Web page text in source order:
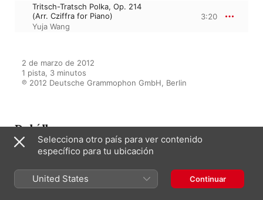
Tritsch-Tratsch Polka, Op. 214
(Arr. Cziffra for Piano)
Yuja Wang
3:20
2 de marzo de 2012
1 pista, 3 minutos
℗ 2012 Deutsche Grammophon GmbH, Berlin
Del álbum
Fantasia
Yuja Wang
Selecciona otro país para ver contenido
específico para tu ubicación
United States Continuar